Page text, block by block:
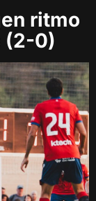
ritmo
(2-0)